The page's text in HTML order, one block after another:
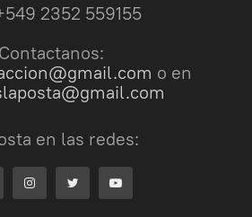
2352 559155
Contactanos:
o en
en las redes: